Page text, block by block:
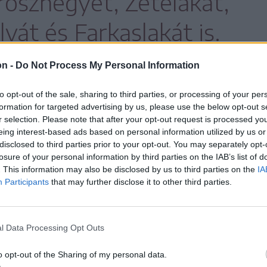
- Do Not Process My Personal Information
opt-out of the sale, sharing to third parties, or processing of your
for targeted advertising by us, please use the below opt-out
selection. Please note that after your opt-out request is processed
interest-based ads based on personal information utilized by us
to third parties prior to your opt-out. You may separately
of your personal information by third parties on the IAB’s list of
This information may also be disclosed by us to third parties on the
Participants that may further disclose it to other third parties.
Data Processing Opt Outs
opt-out of the Sharing of my personal data.
és Farkaslakát is.
a vészharang a projekt miatt, amikor
Szakács-Paál István polgármester
hogy
szerződés megkötését
gyakorlatilag senki